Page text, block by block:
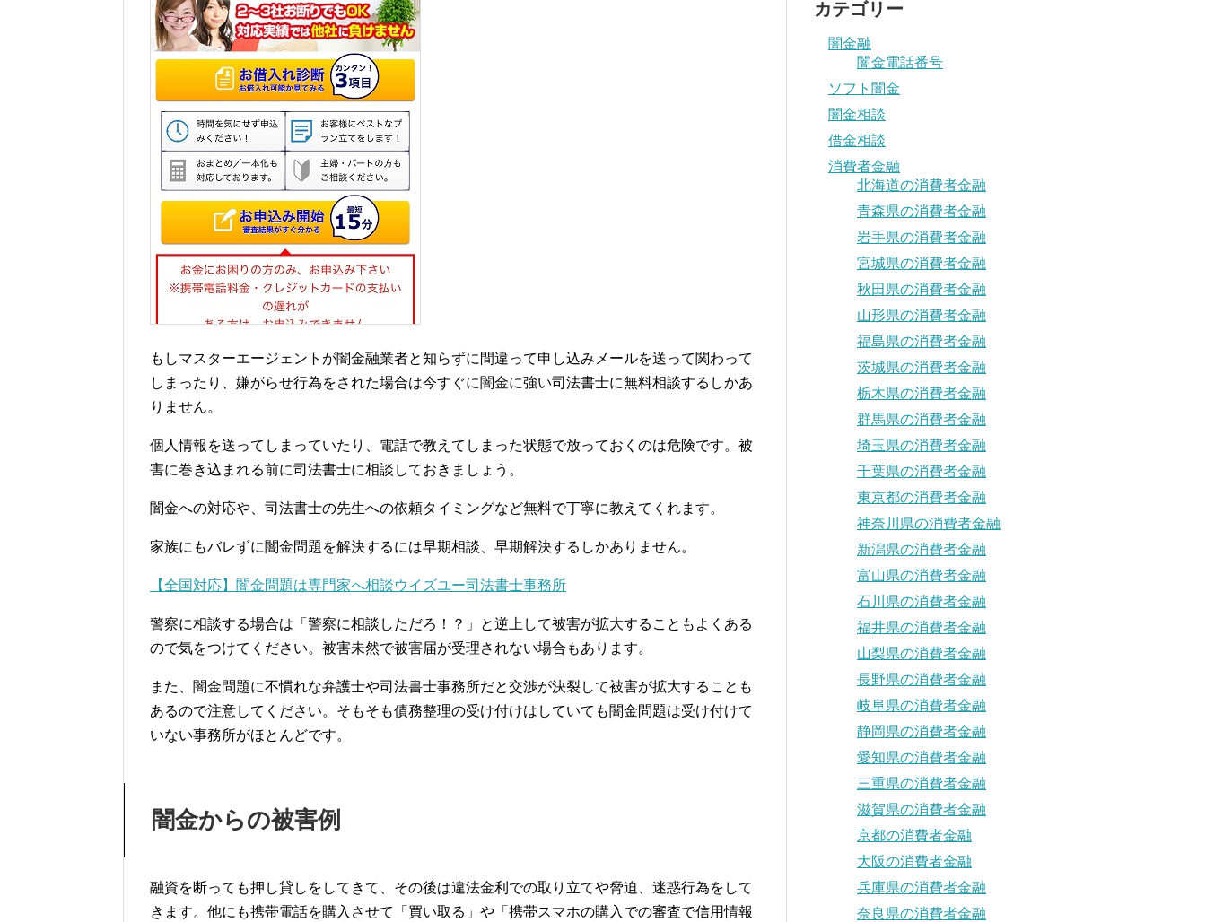
もしマスターエージェントが闇金融業者と知らずに間違って申し込みメールを送って関わって
しまったり、嫌がらせ行為をされた場合は今すぐに闇金に強い司法書士に無料相談するしかあ
りません。
個人情報を送ってしまっていたり、電話で教えてしまった状態で放っておくのは危険です。被
害に巻き込まれる前に司法書士に相談しておきましょう。
闇金への対応や、司法書士の先生への依頼タイミングなど無料で丁寧に教えてくれます。
家族にもバレずに闇金問題を解決するには早期相談、早期解決するしかありません。
【全国対応】闇金問題は専門家へ相談ウイズユー司法書士事務所
警察に相談する場合は「警察に相談しただろ！？」と逆上して被害が拡大することもよくある
ので気をつけてください。被害未然で被害届が受理されない場合もあります。
また、闇金問題に不慣れな弁護士や司法書士事務所だと交渉が決裂して被害が拡大することも
あるので注意してください。そもそも債務整理の受け付けはしていても闇金問題は受け付けて
いない事務所がほとんどです。
闇金からの被害例
融資を断っても押し貸しをしてきて、その後は違法金利での取り立てや脅迫、迷惑行為をして
きます。他にも携帯電話を購入させて「買い取る」や「携帯スマホの購入での審査で信用情報
カテゴリー
闇金融
闇金電話番号
ソフト闇金
闇金相談
借金相談
消費者金融
北海道の消費者金融
青森県の消費者金融
岩手県の消費者金融
宮城県の消費者金融
秋田県の消費者金融
山形県の消費者金融
福島県の消費者金融
茨城県の消費者金融
栃木県の消費者金融
群馬県の消費者金融
埼玉県の消費者金融
千葉県の消費者金融
東京都の消費者金融
神奈川県の消費者金融
新潟県の消費者金融
富山県の消費者金融
石川県の消費者金融
福井県の消費者金融
山梨県の消費者金融
長野県の消費者金融
岐阜県の消費者金融
静岡県の消費者金融
愛知県の消費者金融
三重県の消費者金融
滋賀県の消費者金融
京都の消費者金融
大阪の消費者金融
兵庫県の消費者金融
奈良県の消費者金融